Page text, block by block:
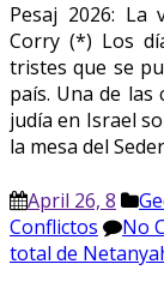
Pesaj 2026:
Corry (*) Los
tristes que se
país. Una de las
judía en Israel
la mesa del
April 26, 8
Conflictos
No
total de